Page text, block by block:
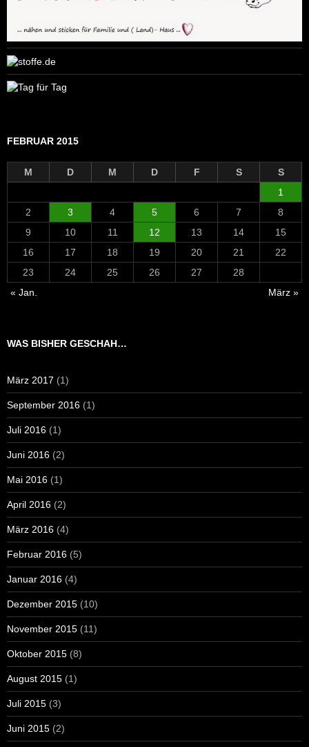
FEBRUAR 2015
M D M D F S
S
1
2
3 4 5 6 7
8
9
10 11 12 13 14
15
16
17 18 19 20 21
22
23
24 25 26 27
28
« Jan.
März »
WAS BISHER GESCHAH…
März 2017 (1)
September 2016 (1)
Juli 2016 (1)
Juni 2016 (2)
Mai 2016 (1)
April 2016 (2)
März 2016 (4)
Februar 2016 (5)
Januar 2016 (4)
Dezember 2015 (10)
November 2015 (11)
Oktober 2015 (8)
August 2015 (1)
Juli 2015 (3)
Juni 2015 (2)